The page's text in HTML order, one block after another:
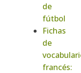
de
fútbol
Fichas
de
francés: